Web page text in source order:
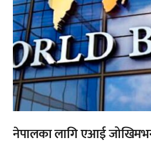
नेपालका लागि एआई